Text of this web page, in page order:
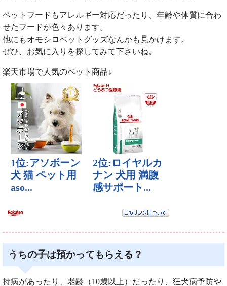
ペットフードもアレルギー対応だったり、年齢や体質に合わ
せたフードが色々あります。
他にもオモシロペットグッズなんかも見かけます。
ぜひ、お気に入りを探してみて下さいね。
楽天市場で人気のペット商品↓
うちの子は預かってもらえる？
持病があったり、老齢（10歳以上）だったり、狂犬病予防や